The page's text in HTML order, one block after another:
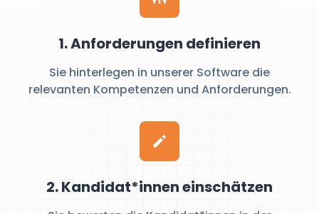
1. Anforderungen definieren
Sie hinterlegen in unserer Software die
relevanten Kompetenzen und Anforderungen.
2. Kandidat*innen einschätzen